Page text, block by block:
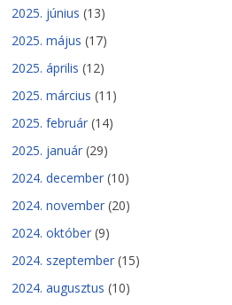
2025. június (13)
2025. május (17)
2025. április (12)
2025. március (11)
2025. február (14)
2025. január (29)
2024. december (10)
2024. november (20)
2024. október (9)
2024. szeptember (15)
2024. augusztus (10)